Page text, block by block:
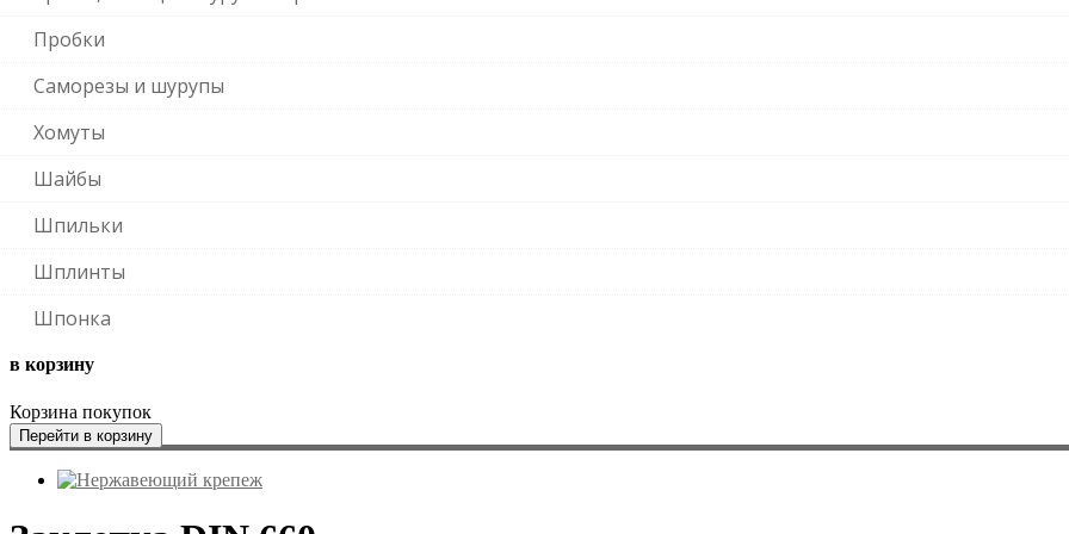
Пробки
Саморезы и шурупы
Хомуты
Шайбы
Шпильки
Шплинты
Шпонка
в корзину
Корзина покупок
Перейти в корзину